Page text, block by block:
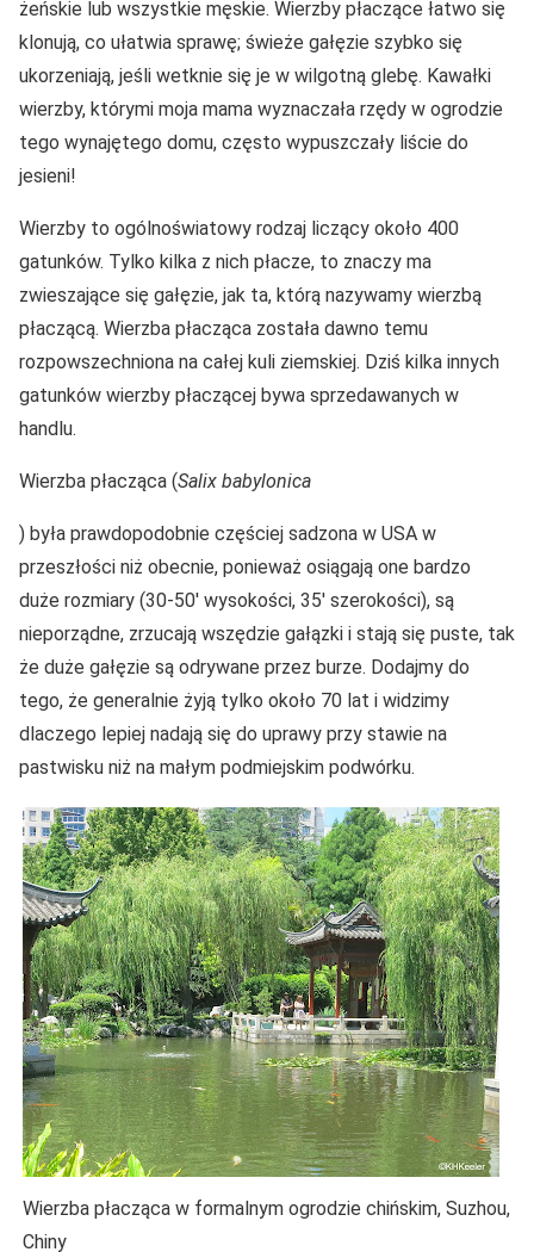
żeńskie lub wszystkie męskie. Wierzby płaczące łatwo się
klonują, co ułatwia sprawę; świeże gałęzie szybko się
ukorzeniają, jeśli wetknie się je w wilgotną glebę. Kawałki
wierzby, którymi moja mama wyznaczała rzędy w ogrodzie
tego wynajętego domu, często wypuszczały liście do
jesieni!
Wierzby to ogólnoświatowy rodzaj liczący około 400
gatunków. Tylko kilka z nich płacze, to znaczy ma
zwieszające się gałęzie, jak ta, którą nazywamy wierzbą
płaczącą. Wierzba płacząca została dawno temu
rozpowszechniona na całej kuli ziemskiej. Dziś kilka innych
gatunków wierzby płaczącej bywa sprzedawanych w
handlu.
Wierzba płacząca (Salix babylonica
) była prawdopodobnie częściej sadzona w USA w
przeszłości niż obecnie, ponieważ osiągają one bardzo
duże rozmiary (30-50′ wysokości, 35′ szerokości), są
nieporządne, zrzucają wszędzie gałązki i stają się puste, tak
że duże gałęzie są odrywane przez burze. Dodajmy do
tego, że generalnie żyją tylko około 70 lat i widzimy
dlaczego lepiej nadają się do uprawy przy stawie na
pastwisku niż na małym podmiejskim podwórku.
Wierzba płacząca w formalnym ogrodzie chińskim, Suzhou,
Chiny